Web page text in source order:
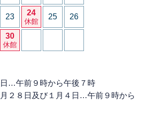
23 24
休館
25 26
30
休館
…午前９時から午後７時
２８日及び１月４日…午前９時から